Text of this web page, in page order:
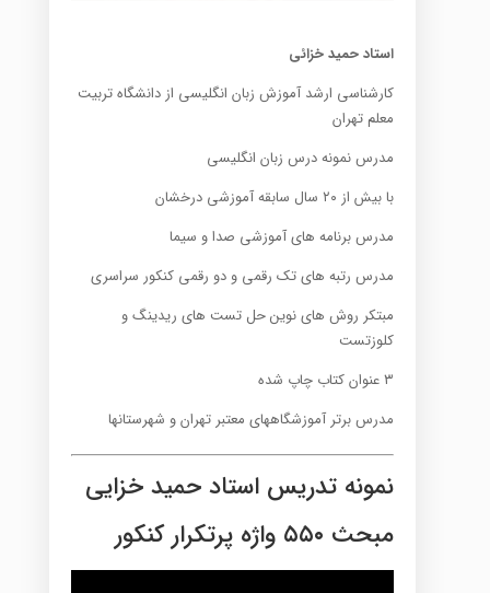
استاد حمید خزائی
کارشناسی ارشد آموزش زبان انگلیسی از دانشگاه تربیت
معلم تهران
مدرس نمونه درس زبان انگلیسی
با بیش از ۲۰ سال سابقه آموزشی درخشان
مدرس برنامه های آموزشی صدا و سیما
مدرس رتبه های تک رقمی و دو رقمی کنکور سراسری
مبتکر روش های نوین حل تست های ریدینگ و
کلوزتست
۳ عنوان کتاب چاپ شده
مدرس برتر آموزشگاههای معتبر تهران و شهرستانها
نمونه تدریس استاد حمید خزایی
مبحث ۵۵۰ واژه پرتکرار کنکور